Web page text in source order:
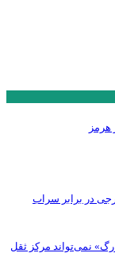
در برابر سراب
نمی‌تواند مرکز ثقل